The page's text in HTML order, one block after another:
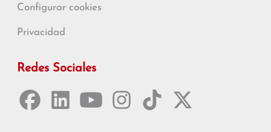
Configurar cookies
Privacidad
Redes Sociales